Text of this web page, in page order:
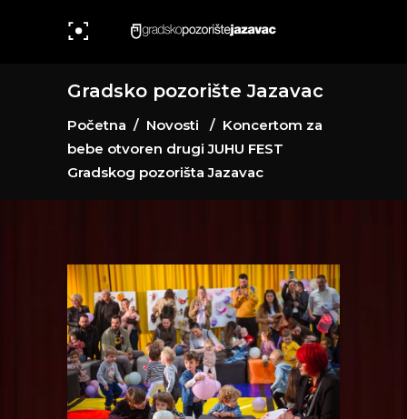
Gradsko pozorište Jazavac
Početna / Novosti / Koncertom za
bebe otvoren drugi JUHU FEST
Gradskog pozorišta Jazavac